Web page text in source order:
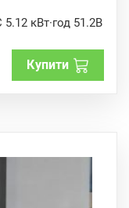
кВт·год 51.2В
Купити